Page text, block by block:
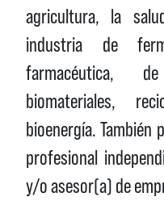
agricultura, la
industria de
farmacéutica,
biomateriales,
bioenergía. También
profesional
y/o asesor(a) de